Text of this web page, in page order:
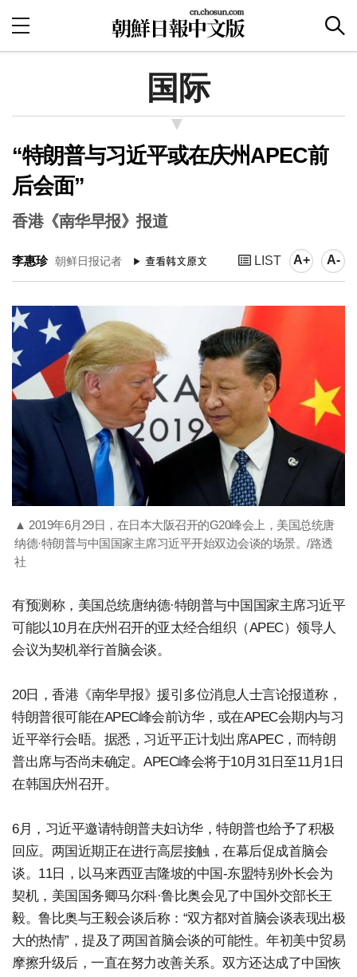
国际
“特朗普与习近平或在庆州APEC前
后会面”
香港《南华早报》报道
李惠珍 朝鲜日报记者 LIST A+ A-
▲ 2019年6月29日，在日本大阪召开的G20峰会上，美国总统唐
纳德·特朗普与中国国家主席习近平开始双边会谈的场景。/路透
社
有预测称，美国总统唐纳德·特朗普与中国国家主席习近平
可能以10月在庆州召开的亚太经合组织（APEC）领导人
会议为契机举行首脑会谈。
20日，香港《南华早报》援引多位消息人士言论报道称，
特朗普很可能在APEC峰会前访华，或在APEC会期内与习
近平举行会晤。据悉，习近平正计划出席APEC，而特朗
普出席与否尚未确定。APEC峰会将于10月31日至11月1日
在韩国庆州召开。
6月，习近平邀请特朗普夫妇访华，特朗普也给予了积极
回应。两国近期正在进行高层接触，在幕后促成首脑会
谈。11日，以马来西亚吉隆坡的中国-东盟特别外长会为
契机，美国国务卿马尔科·鲁比奥会见了中国外交部长王
毅。鲁比奥与王毅会谈后称：“双方都对首脑会谈表现出极
大的热情”，提及了两国首脑会谈的可能性。年初美中贸易
摩擦升级后，一直在努力改善关系。双方还达成了中国恢